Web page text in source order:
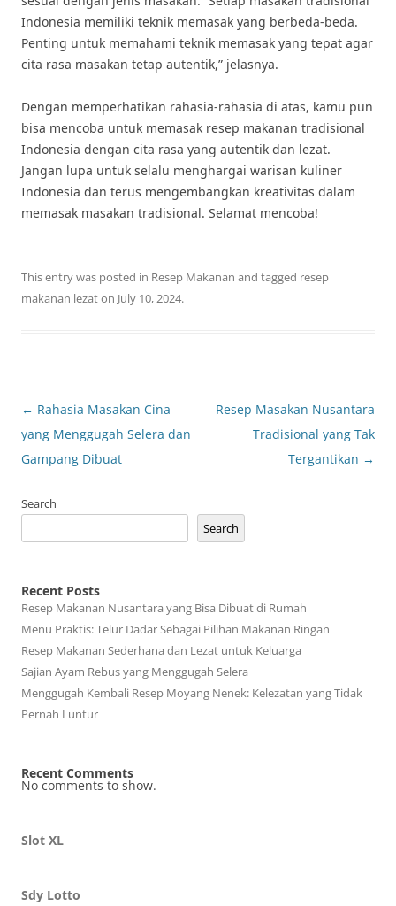
Indonesia memiliki teknik memasak yang berbeda-beda.
Penting untuk memahami teknik memasak yang tepat agar
cita rasa masakan tetap autentik,” jelasnya.
Dengan memperhatikan rahasia-rahasia di atas, kamu pun
bisa mencoba untuk memasak resep makanan tradisional
Indonesia dengan cita rasa yang autentik dan lezat.
Jangan lupa untuk selalu menghargai warisan kuliner
Indonesia dan terus mengembangkan kreativitas dalam
memasak masakan tradisional. Selamat mencoba!
This entry was posted in Resep Makanan and tagged resep
makanan lezaton July 10, 2024.
Post
navigation
← Rahasia Masakan Cina
yang Menggugah Selera dan
Gampang Dibuat
Resep Masakan Nusantara
Tradisional yang Tak
Tergantikan →
Search
Search
Recent Posts
Resep Makanan Nusantara yang Bisa Dibuat di Rumah
Menu Praktis: Telur Dadar Sebagai Pilihan Makanan Ringan
Resep Makanan Sederhana dan Lezat untuk Keluarga
Sajian Ayam Rebus yang Menggugah Selera
Menggugah Kembali Resep Moyang Nenek: Kelezatan yang Tidak
Pernah Luntur
Recent Comments
No comments to show.
Slot XL
Sdy Lotto